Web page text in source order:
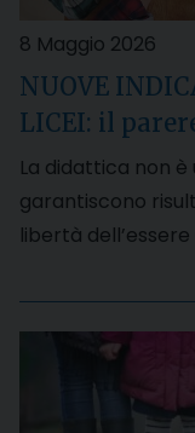
8 Maggio 2026
NUOVE
LICEI: il
La didattica non
garantiscono
libertà